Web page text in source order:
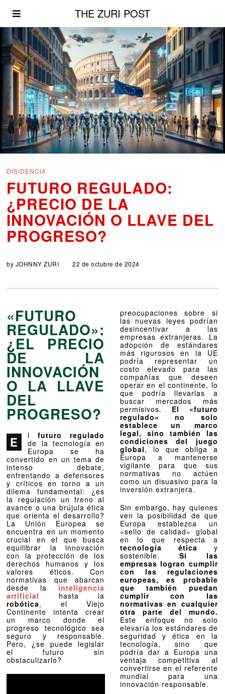
DISIDENCIA
FUTURO REGULADO:
¿PRECIO DE LA
INNOVACIÓN O LLAVE DEL
PROGRESO?
THE ZURI POST
by JOHNNY ZURI 22 de octubre de 2024
«FUTURO
REGULADO»:
¿EL PRECIO
DE LA
INNOVACIÓN
O LA LLAVE
DEL
PROGRESO?
E lfuturo regulado
de la tecnología en
Europa se ha
convertido en un tema de
intenso debate,
enfrentando a defensores
y críticos en torno a un
dilema fundamental: ¿es
la regulación un freno al
avance o una brújula ética
que orienta el desarrollo?
La Unión Europea se
encuentra en un momento
crucial en el que busca
equilibrar la innovación
con la protección de los
derechos humanos y los
valores éticos. Con
normativas que abarcan
desde lainteligencia
artificial
hasta la
robótica, el Viejo
Continente intenta crear
un marco donde el
progreso tecnológico sea
seguro y responsable.
Pero, ¿se puede legislar
el futuro sin
obstaculizarlo?
preocupaciones sobre si
las nuevas leyes podrían
desincentivar a las
empresas extranjeras. La
adopción de estándares
más rigurosos en la UE
podría representar un
costo elevado para las
compañías que deseen
operar en el continente, lo
que podría llevarlas a
buscar mercados más
permisivos. El «futuro
regulado» no solo
establece un marco
legal, sino también las
condiciones del juego
global, lo que obliga a
Europa a mantenerse
vigilante para que sus
normativas no actúen
como un disuasivo para la
inversión extranjera.
Sin embargo, hay quienes
ven la posibilidad de que
Europa establezca un
«sello de calidad» global
en lo que respecta a
tecnología ética y
sostenible. Si las
empresas logran cumplir
con las regulaciones
europeas, es probable
que también puedan
cumplir con las
normativas en cualquier
otra parte del mundo.
Este enfoque no solo
elevaría los estándares de
seguridad y ética en la
tecnología, sino que
podría dar a Europa una
ventaja competitiva al
convertirse en el referente
mundial para una
innovación responsable.